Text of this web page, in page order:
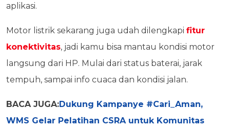
aplikasi.
Motor listrik sekarang juga udah dilengkapi fitur
konektivitas, jadi kamu bisa mantau kondisi motor
langsung dari HP. Mulai dari status baterai, jarak
tempuh, sampai info cuaca dan kondisi jalan.
BACA JUGA:Dukung Kampanye #Cari_Aman,
WMS Gelar Pelatihan CSRA untuk Komunitas